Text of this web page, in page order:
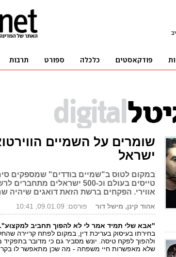
שומרים על השמיים
ישראל
במקום לטוס ב"שמיים בודדים" שמספקים
טייסים בעולם וכ-500 ישראלים
אווירי. הפקחים ברשת הזאת דואגים שיהיה
אהוד קינן, מישל דור פורסם: 09.01.09, 10:41
"אבא שלי תמיד אמר לי לא להפוך תחביב למקצוע".
בחירתו בעיסוק בעריכת דין, במקום לפתח קריירה
ולהפוך לפקח טיסה. יונש מסביר גם כי מדובר
שלא מאפשרות חיי משפחה - מה שכן מתאפשר לו